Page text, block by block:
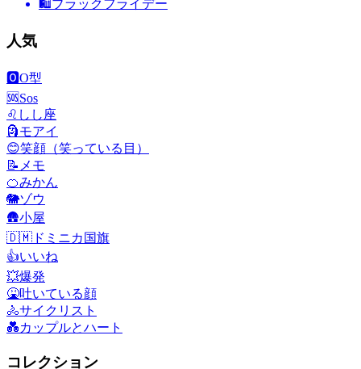
🛍ブラックフライデー
人気
🅾️O型
🆘Sos
♌ しし座
🗿モアイ
😊笑顔（笑っている目）
📝 メモ
🍊みかん
🐘ゾウ
🛖小屋
🇩🇲 ドミニカ国旗
👍いいね
💥爆発
🤮吐いている顔
🚴サイクリスト
💑カップルとハート
コレクション